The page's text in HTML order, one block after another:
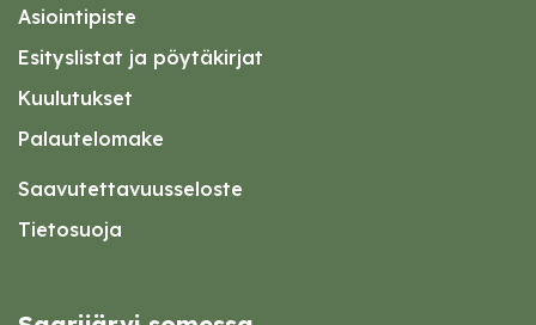
Asiointipiste
Esityslistat ja pöytäkirjat
Kuulutukset
Palautelomake
Saavutettavuusseloste
Tietosuoja